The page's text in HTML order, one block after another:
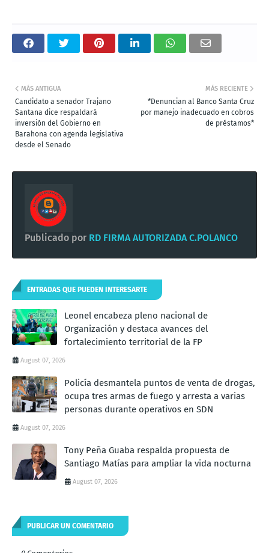
MÁS RECIENTE
*Denuncian al Banco Santa Cruz
por manejo inadecuado en cobros
de préstamos*
MÁS ANTIGUA
Candidato a senador Trajano
Santana dice respaldará
inversión del Gobierno en
Barahona con agenda legislativa
desde el Senado
Publicado por RD FIRMA AUTORIZADA C.POLANCO
ENTRADAS QUE PUEDEN INTERESARTE
Leonel encabeza pleno nacional de
Organización y destaca avances del
fortalecimiento territorial de la FP
August 07, 2026
Policía desmantela puntos de venta de drogas,
ocupa tres armas de fuego y arresta a varias
personas durante operativos en SDN
August 07, 2026
Tony Peña Guaba respalda propuesta de
Santiago Matías para ampliar la vida nocturna
August 07, 2026
PUBLICAR UN COMENTARIO